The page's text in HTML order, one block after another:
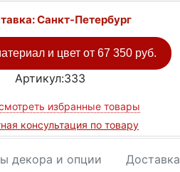
Санкт-Петербург
и цвет от 67 350 руб.
Артикул:333
избранные товары
консультация по товару
декора и опции Доставка